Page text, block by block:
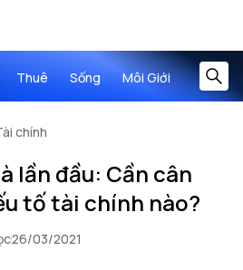
Thuê Sống Môi Giới
chính
lần đầu: Cần cân
tố tài chính nào?
26/03/2021